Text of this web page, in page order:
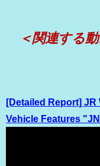
＜関連する
[Detailed Report]
Vehicle Features